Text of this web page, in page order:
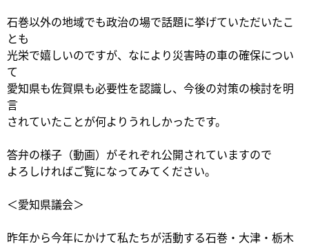
石巻以外の地域でも政治の場で話題に挙げていただいたこ
とも
光栄で嬉しいのですが、なにより災害時の車の確保につい
て
愛知県も佐賀県も必要性を認識し、今後の対策の検討を明
言
されていたことが何よりうれしかったです。
答弁の様子（動画）がそれぞれ公開されていますので
よろしければご覧になってみてください。
＜愛知県議会＞
昨年から今年にかけて私たちが活動する石巻・大津・栃木